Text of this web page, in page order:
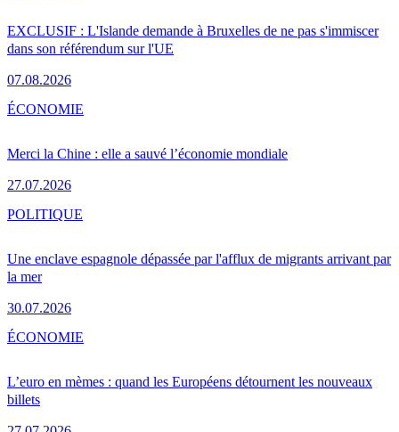
EXCLUSIF : L'Islande demande à Bruxelles de ne pas s'immiscer
dans son référendum sur l'UE
07.08.2026
Merci la Chine : elle a sauvé l’économie mondiale
27.07.2026
ÉCONOMIE
Une enclave espagnole dépassée par l'afflux de migrants arrivant par
la mer
30.07.2026
POLITIQUE
L’euro en mèmes : quand les Européens détournent les nouveaux
billets
ÉCONOMIE